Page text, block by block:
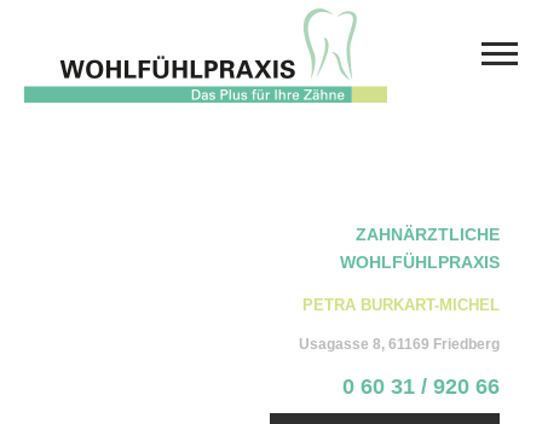
ZAHNÄRZTLICHE
WOHLFÜHLPRAXIS
PETRA BURKART-MICHEL
Usagasse 8, 61169 Friedberg
0 60 31 / 920 66